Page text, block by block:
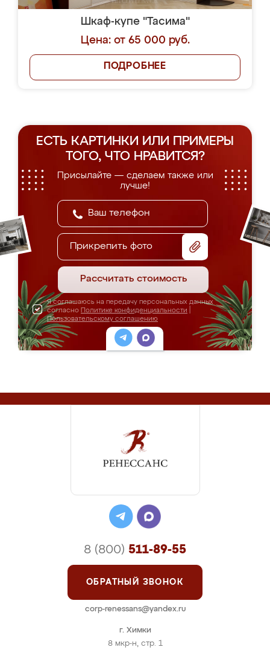
Шкаф-купе "Тасима"
Цена: от 65 000 руб.
ПОДРОБНЕЕ
ЕСТЬ КАРТИНКИ ИЛИ ПРИМЕРЫ
ТОГО, ЧТО НРАВИТСЯ?
Присылайте — сделаем также или
лучше!
Прикрепить фото
Рассчитать стоимость
Я соглашаюсь на передачу персональных данных
согласно Политике конфиденциальности
Пользовательскому соглашению
г. Химки
8 мкр-н, стр. 1
8 (800) 511-89-55
ОБРАТНЫЙ ЗВОНОК
corp-renessans@yandex.ru